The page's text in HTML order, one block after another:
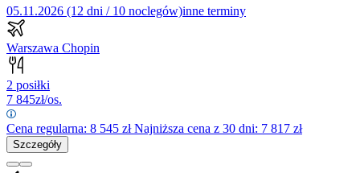
05.11.2026 (12 dni / 10 noclegów)inne terminy
Warszawa Chopin
2 posiłki
7 845zł/os.
Cena regularna: 8 545 złNajniższa cena z 30 dni: 7 817 zł
Szczegóły